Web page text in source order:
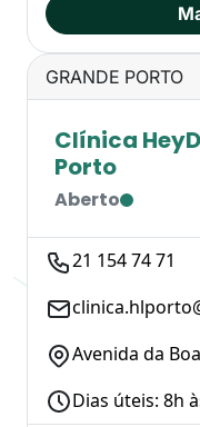
GRANDE PORTO
Clínica
Porto
Aberto
21 154 74 71
Avenida da
Dias úteis: 8h